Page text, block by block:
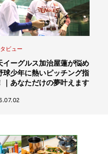
ビュー
イーグルス加治屋蓮が悩め
球少年に熱いピッチング指
｜あなただけの夢叶えます